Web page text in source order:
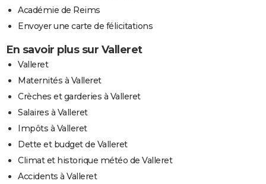
Académie de Reims
Envoyer une carte de félicitations
En savoir plus sur Valleret
Valleret
Maternités à Valleret
Crèches et garderies à Valleret
Salaires à Valleret
Impôts à Valleret
Dette et budget de Valleret
Climat et historique météo de Valleret
Accidents à Valleret